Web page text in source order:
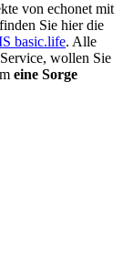
von echonet mit
Sie hier die
basic.life. Alle
wollen Sie
eine Sorge